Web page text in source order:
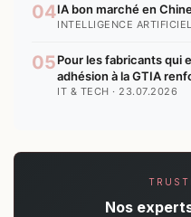
04IA bon marché en
INTELLIGENCE
05Pour les fabricants qui
adhésion à la GTIA
IT & TECH · 23.07.2026
Nos